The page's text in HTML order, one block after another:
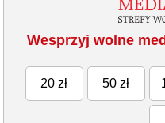
Wesprzyj wolne
20 zł 50 zł